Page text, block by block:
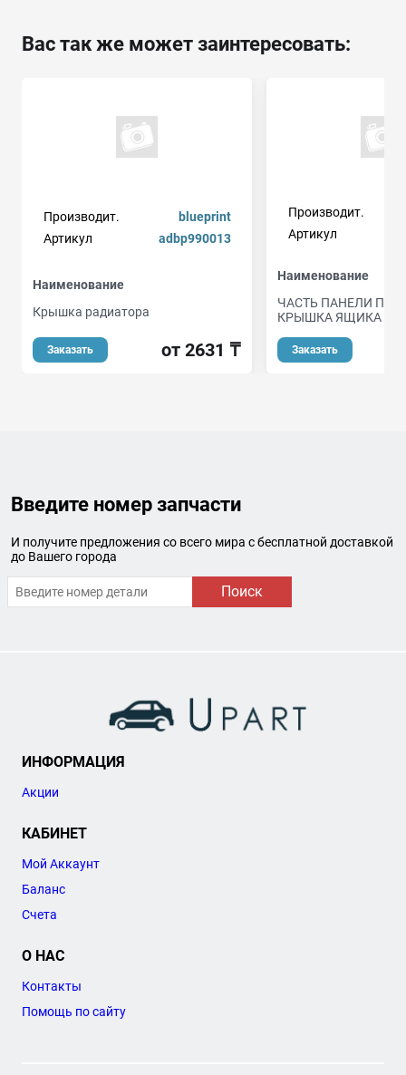
Вас так же может заинтересовать:
Производит.
blueprint
Артикул
adbp990013
Наименование
Крышка радиатора
Заказать от 2631 ₸
Производит.
Артикул
Наименование
ЧАСТЬ ПАНЕЛИ
КРЫШКА ЯЩИКА
Заказать
Введите номер запчасти
И получите предложения со всего мира с бесплатной доставкой
до Вашего города
Поиск
ИНФОРМАЦИЯ
Акции
КАБИНЕТ
Мой Аккаунт
Баланс
Счета
О НАС
Контакты
Помощь по сайту